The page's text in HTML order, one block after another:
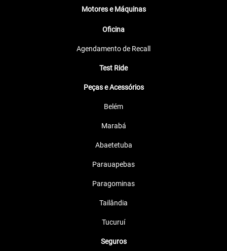
Motores e Máquinas
Oficina
Agendamento de Recall
Test Ride
Peças e Acessórios
Belém
Marabá
Abaetetuba
Parauapebas
Paragominas
Tailândia
Tucuruí
Seguros